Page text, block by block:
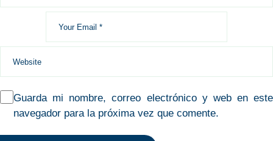
Guarda mi nombre, correo electrónico y web en este
navegador para la próxima vez que comente.